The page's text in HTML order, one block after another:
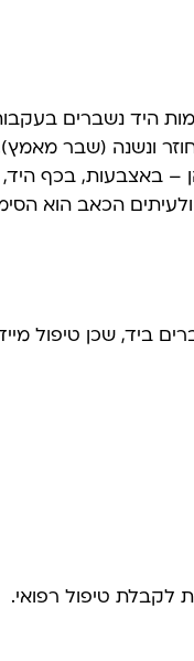
היד נשברים
באצבעות, בכף היד,
הכאב הוא
ביד, שכן טיפול
לקבלת טיפול רפואי.